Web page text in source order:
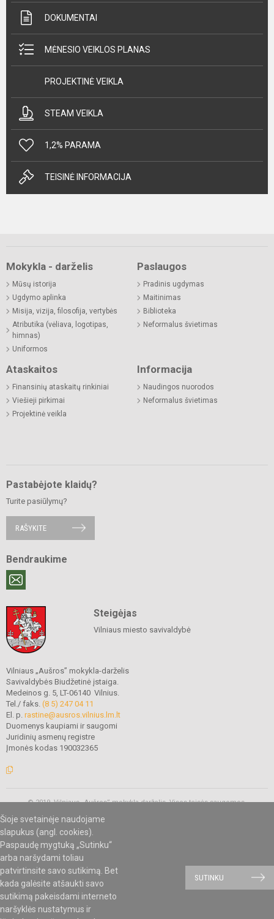
Šioje svetainėje naudojame
slapukus (angl. cookies).
Paspaudę mygtuką „Sutinku“
arba naršydami toliau
patvirtinsite savo sutikimą. Bet
kada galėsite atšaukti savo
sutikimą pakeisdami interneto
naršyklės nustatymus ir
SUTINKU
DOKUMENTAI
MĖNESIO VEIKLOS PLANAS
PROJEKTINĖ VEIKLA
STEAM VEIKLA
1,2% PARAMA
TEISINĖ INFORMACIJA
Mokykla - darželis
Mūsų istorija
Ugdymo aplinka
Misija, vizija, filosofija, vertybės
Atributika (vėliava, logotipas,
himnas)
Uniformos
Paslaugos
Pradinis ugdymas
Maitinimas
Biblioteka
Neformalus švietimas
Ataskaitos
Finansinių ataskaitų rinkiniai
Viešieji pirkimai
Projektinė veikla
Informacija
Naudingos nuorodos
Neformalus švietimas
Pastabėjote klaidų?
Turite pasiūlymų?
RAŠYKITE
Bendraukime
Steigėjas
Vilniaus miesto savivaldybė
Vilniaus „Aušros” mokykla-darželis
Savivaldybės Biudžetinė įstaiga.
Medeinos g. 5, LT-06140 Vilnius.
Tel./ faks. (8 5) 247 04 11
El. p. rastine@ausros.vilnius.lm.lt
Duomenys kaupiami ir saugomi
Juridinių asmenų registre
Įmonės kodas 190032365
© 2019. Vilniaus „Aušros” mokykla-darželis. Visos teisės saugomos.
SVETAINESMOKYKLOMS.LT